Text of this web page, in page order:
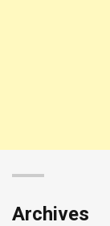
Archives